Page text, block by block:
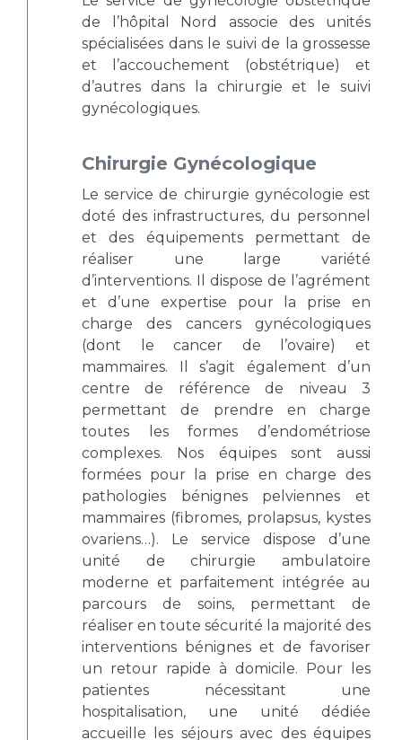
de l’hôpital Nord associe des unités
spécialisées dans le suivi de la grossesse
et l’accouchement (obstétrique) et
d’autres dans la chirurgie et le suivi
gynécologiques.
Chirurgie Gynécologique
Le service de chirurgie gynécologie est
doté des infrastructures, du personnel
et des équipements permettant de
réaliser une large variété
d’interventions. Il dispose de l’agrément
et d’une expertise pour la prise en
charge des cancers gynécologiques
(dont le cancer de l’ovaire) et
mammaires. Il s’agit également d’un
centre de référence de niveau 3
permettant de prendre en charge
toutes les formes d’endométriose
complexes. Nos équipes sont aussi
formées pour la prise en charge des
pathologies bénignes pelviennes et
mammaires (fibromes, prolapsus, kystes
ovariens…). Le service dispose d’une
unité de chirurgie ambulatoire
moderne et parfaitement intégrée au
parcours de soins, permettant de
réaliser en toute sécurité la majorité des
interventions bénignes et de favoriser
un retour rapide à domicile. Pour les
patientes nécessitant une
hospitalisation, une unité dédiée
accueille les séjours avec des équipes